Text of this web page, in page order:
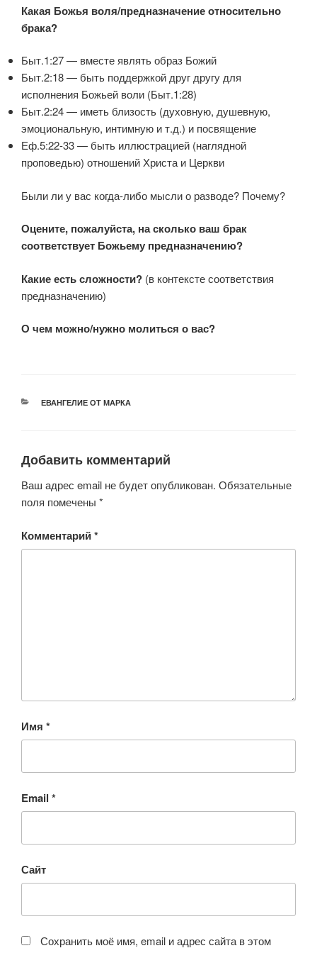
Какая Божья воля/предназначение относительно
брака?
Быт.1:27 — вместе являть образ Божий
Быт.2:18 — быть поддержкой друг другу для
исполнения Божьей воли (Быт.1:28)
Быт.2:24 — иметь близость (духовную, душевную,
эмоциональную, интимную и т.д.) и посвящение
Еф.5:22-33 — быть иллюстрацией (наглядной
проповедью) отношений Христа и Церкви
Были ли у вас когда-либо мысли о разводе? Почему?
Оцените, пожалуйста, на сколько ваш брак
соответствует Божьему предназначению?
Какие есть сложности? (в контексте соответствия
предназначению)
О чем можно/нужно молиться о вас?
РУБРИКИ
ЕВАНГЕЛИЕ ОТ МАРКА
Добавить комментарий
Ваш адрес email не будет опубликован. Обязательные
поля помечены *
Комментарий*
Имя *
Email *
Сайт
Сохранить моё имя, email и адрес сайта в этом